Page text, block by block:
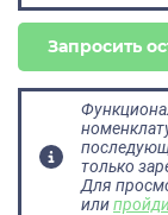
Запросить
только
Для
или